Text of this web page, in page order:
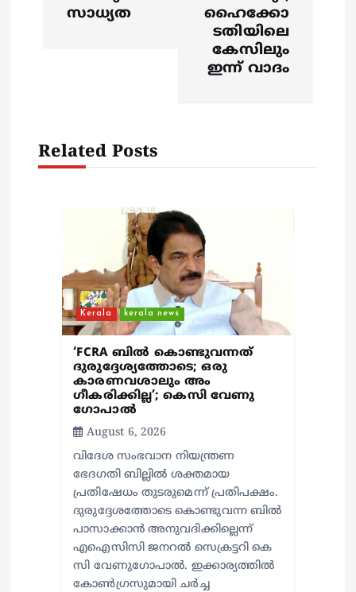
സാധ്യത
ഹൈക്കോ
ടതിയിലെ
കേസിലും
ഇന്ന് വാദം
Related Posts
Kerala kerala news
‘FCRA ബിൽ കൊണ്ടുവന്നത്
ദുരുദ്ദേശ്യത്തോടെ; ഒരു
കാരണവശാലും അം​
ഗീകരിക്കില്ല’; കെസി വേണു​
ഗോപാൽ
August 6, 2026
വിദേശ സംഭവാന നിയന്ത്രണ
ഭേദഗതി ബില്ലിൽ ശക്തമായ
പ്രതിഷേധം തുടരുമെന്ന് പ്രതിപക്ഷം.
ദുരുദ്ദേശത്തോടെ കൊണ്ടുവന്ന ബിൽ
പാസാക്കാൻ അനുവദിക്കില്ലെന്ന്
എഐസിസി ജനറൽ സെക്രട്ടറി കെ
സി വേണുഗോപാൽ. ഇക്കാര്യത്തിൽ
കോൺഗ്രസുമായി ചർച്ച